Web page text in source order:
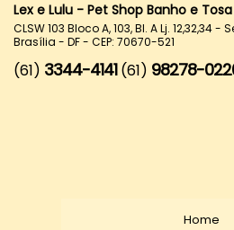
Lex e Lulu - Pet Shop Banho e
CLSW 103 Bloco A, 103, Bl. A Lj. 12,32,34 -
Brasília - DF - CEP: 70670-521
(61) 3344-4141 (61) 98278-
Home